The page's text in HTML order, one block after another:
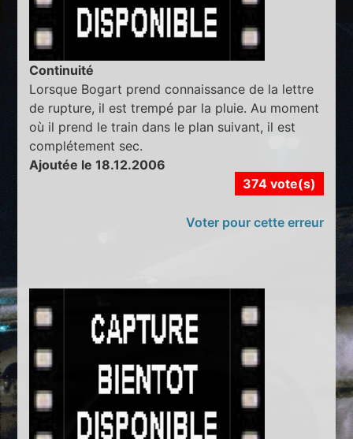
Continuité
Lorsque Bogart prend connaissance de la lettre
de rupture, il est trempé par la pluie. Au moment
où il prend le train dans le plan suivant, il est
complétement sec.
Ajoutée le 18.12.2006
374 vote(s)
Voter pour cette erreur